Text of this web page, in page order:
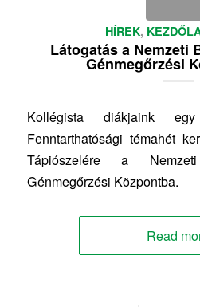
HÍREK,
Látogatás a Nemzeti
Génmegőrzési
Kollégista diákjaink
Fenntarthatósági témahét
Tápiószelére a
Génmegőrzési Központba.
Read